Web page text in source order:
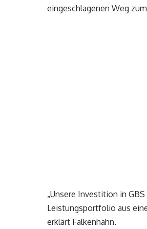
eingeschlagenen Weg
„Unsere Investition in
Leistungsportfolio aus
erklärt Falkenhahn.